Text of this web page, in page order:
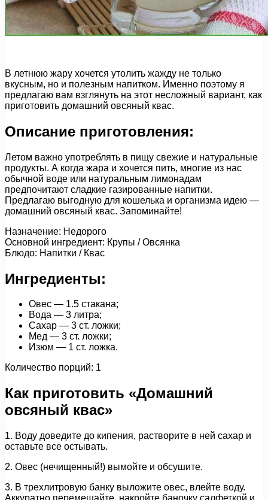
В летнюю жару хочется утолить жажду не только
вкусным, но и полезным напитком. Именно поэтому я
предлагаю вам взглянуть на этот несложный вариант, как
приготовить домашний овсяный квас.
Описание приготовления:
Летом важно употреблять в пищу свежие и натуральные
продукты. А когда жара и хочется пить, многие из нас
обычной воде или натуральным лимонадам
предпочитают сладкие газированные напитки.
Предлагаю выгодную для кошелька и организма идею —
домашний овсяный квас. Запоминайте!
Назначение: Недорого
Основной ингредиент: Крупы / Овсянка
Блюдо: Напитки / Квас
Ингредиенты:
Овес — 1.5 стакана;
Вода — 3 литра;
Сахар — 3 ст. ложки;
Мед — 3 ст. ложки;
Изюм — 1 ст. ложка.
Количество порций: 1
Как приготовить «Домашний
овсяный квас»
1. Воду доведите до кипения, растворите в ней сахар и
оставьте все остывать.
2. Овес (нечищенный!) вымойте и обсушите.
3. В трехлитровую банку выложите овес, влейте воду.